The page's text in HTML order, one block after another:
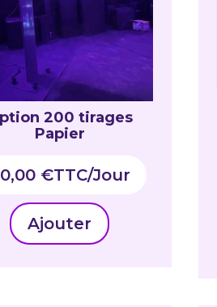
200 tirages
Papier
€TTC
Ajouter